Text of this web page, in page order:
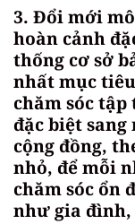
3. Đổi mới
hoàn cảnh
thống cơ sở
nhất mục
chăm sóc
đặc biệt sang
cộng đồng,
nhỏ, để mỗi
chăm sóc ổn
như gia